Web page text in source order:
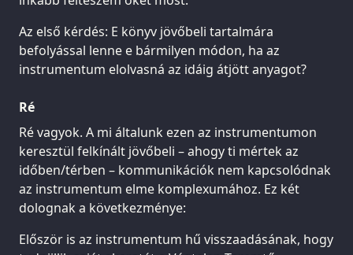
Az első kérdés: E könyv jövőbeli tartalmára
befolyással lenne e bármilyen módon, ha az
instrumentum elolvasná az idáig átjött anyagot?
Ré
Ré vagyok. A mi általunk ezen az instrumentumon
keresztül felkínált jövőbeli – ahogy ti mértek az
időben/térben – kommunikációk nem kapcsolódnak
az instrumentum elme komplexumához. Ez két
dolognak a következménye:
Először is az instrumentum hű visszaadásának, hogy